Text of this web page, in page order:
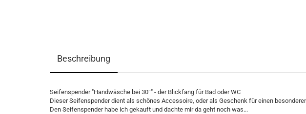
Beschreibung
Seifenspender "Handwäsche bei 30°" - der Blickfang für Bad oder WC
Dieser Seifenspender dient als schönes Accessoire, oder als Geschenk für einen
Den Seifenspender habe ich gekauft und dachte mir da geht noch was...